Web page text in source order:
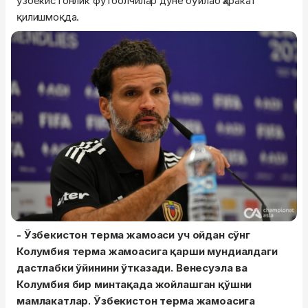
қилишмоқда.
- Ўзбекистон терма жамоаси уч ойдан сўнг
Колумбия терма жамоасига қарши мундиалдаги
дастлабки ўйинини ўтказади. Венесуэла ва
Колумбия бир минтақада жойлашган қўшни
мамлакатлар. Ўзбекистон терма жамоасига